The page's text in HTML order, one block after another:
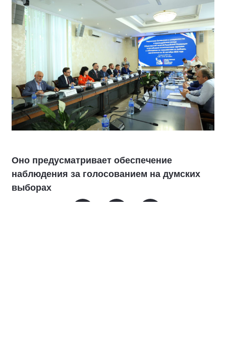
Оно предусматривает обеспечение
наблюдения за голосованием на думских
выборах